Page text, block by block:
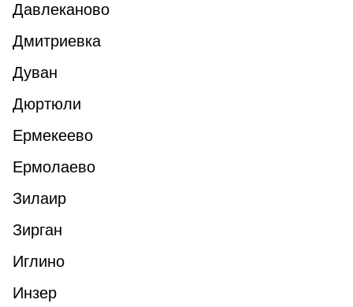
Давлеканово
Дмитриевка
Дуван
Дюртюли
Ермекеево
Ермолаево
Зилаир
Зирган
Иглино
Инзер